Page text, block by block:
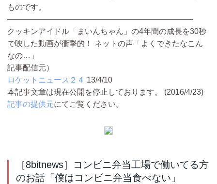
ものです。
————————————————————————
クッキンアイドル「まいんちゃん」の4年間の成長を30秒
で映した動画が衝撃的！ ネットの声「よくできたなこん
なの…」
記事配信元）
ロケットニュース２４ 13/4/10
本記事文章は現在公開を停止しております。 (2016/4/23)
記事の提供元にてご覧ください。
［8bitnews］コンビニ弁当工場で働いてる方
のお話「僕はコンビニ弁当食べない」